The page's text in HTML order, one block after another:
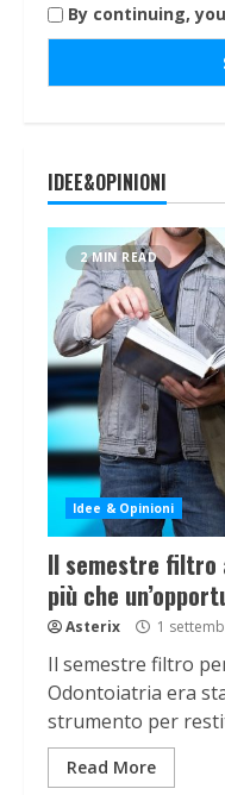
By continuing,
IDEE&OPINIONI
2 MIN READ
Idee & Opinioni
Il semestre filtro
più che
Asterix 1
Il semestre filtro
Odontoiatria era
strumento per
Read More